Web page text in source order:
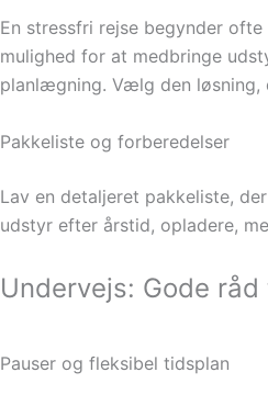
En stressfri rejse begynder
mulighed for at medbringe
planlægning. Vælg den løsning,
Pakkeliste og forberedelser
Lav en detaljeret pakkeliste,
udstyr efter årstid, opladere,
Undervejs: Gode
Pauser og fleksibel tidsplan